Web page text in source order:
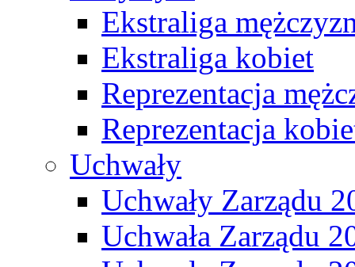
Ekstraliga
Ekstraliga kobiet
Reprezentacja
Reprezentacja
Uchwały
Uchwały Zarządu
Uchwała Zarządu